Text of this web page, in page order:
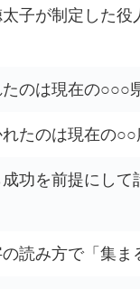
子が制定した
のは現在の○○○
たのは現在の○○
功を前提にし
の読み方で「集